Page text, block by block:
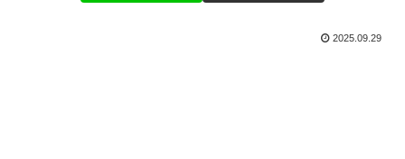
2025.09.29